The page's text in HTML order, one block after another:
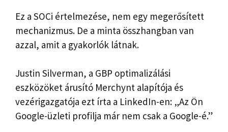
Ez a SOCi értelmezése, nem egy megerősített
mechanizmus. De a minta összhangban van
azzal, amit a gyakorlók látnak.
Justin Silverman, a GBP optimalizálási
eszközöket árusító Merchynt alapítója és
vezérigazgatója ezt írta a LinkedIn-en: „Az Ön
Google-üzleti profilja már nem csak a Google-é.”